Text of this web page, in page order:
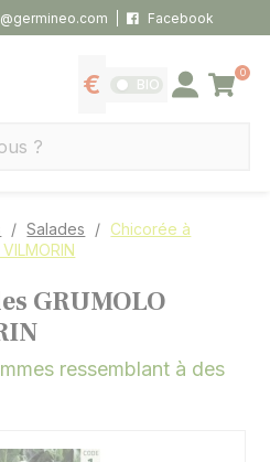
Facebook
Afficher les tarifs
BIO Se connecter
0
Panier
Salades
Chicorée à
GRUMOLO
ressemblant à des